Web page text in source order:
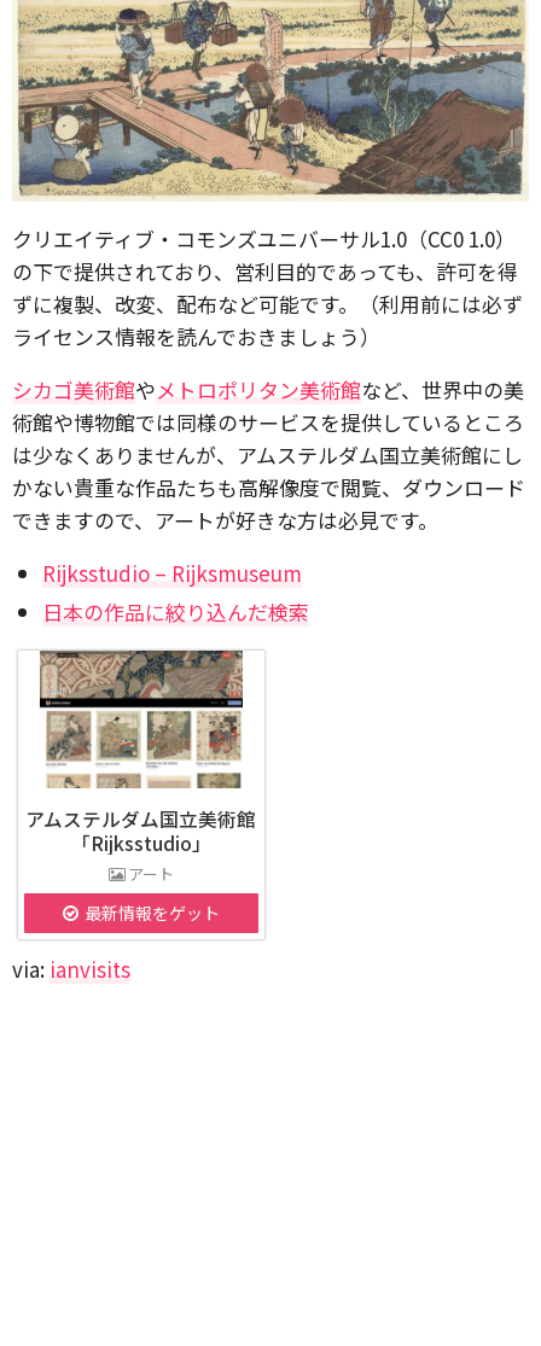
クリエイティブ・コモンズユニバーサル1.0（CC0 1.0）
の下で提供されており、営利目的であっても、許可を得
ずに複製、改変、配布など可能です。（利用前には必ず
ライセンス情報を読んでおきましょう）
シカゴ美術館やメトロポリタン美術館など、世界中の美
術館や博物館では同様のサービスを提供しているところ
は少なくありませんが、アムステルダム国立美術館にし
かない貴重な作品たちも高解像度で閲覧、ダウンロード
できますので、アートが好きな方は必見です。
Rijksstudio – Rijksmuseum
日本の作品に絞り込んだ検索
アムステルダム国立美術館
「Rijksstudio」
アート
最新情報をゲット
via: ianvisits